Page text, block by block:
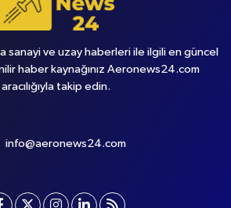
sanayi ve uzay haberleri ile ilgili en güncel
haber kaynağınız Aeronews24.com
aracılığıyla takip edin.
info@aeronews24.com